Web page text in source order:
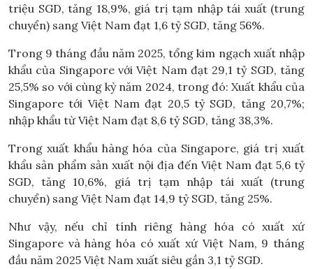
triệu SGD, tăng 18,9%, giá trị tạm nhập tái xuất (trung
chuyển) sang Việt Nam đạt 1,6 tỷ SGD, tăng 56%.
Trong 9 tháng đầu năm 2025, tổng kim ngạch xuất nhập
khẩu của Singapore với Việt Nam đạt 29,1 tỷ SGD, tăng
25,5% so với cùng kỳ năm 2024, trong đó: Xuất khẩu của
Singapore tới Việt Nam đạt 20,5 tỷ SGD, tăng 20,7%;
nhập khẩu từ Việt Nam đạt 8,6 tỷ SGD, tăng 38,3%.
Trong xuất khẩu hàng hóa của Singapore, giá trị xuất
khẩu sản phẩm sản xuất nội địa đến Việt Nam đạt 5,6 tỷ
SGD, tăng 10,6%, giá trị tạm nhập tái xuất (trung
chuyển) sang Việt Nam đạt 14,9 tỷ SGD, tăng 25%.
Như vậy, nếu chỉ tính riêng hàng hóa có xuất xứ
Singapore và hàng hóa có xuất xứ Việt Nam, 9 tháng
đầu năm 2025 Việt Nam xuất siêu gần 3,1 tỷ SGD.